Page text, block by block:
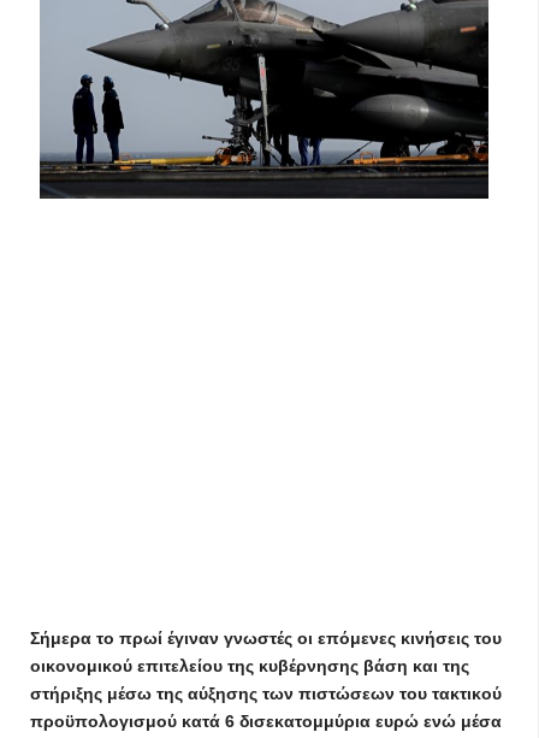
Σήμερα το πρωί έγιναν γνωστές οι επόμενες κινήσεις του
οικονομικού επιτελείου της κυβέρνησης βάση και της
στήριξης μέσω της αύξησης των πιστώσεων του τακτικού
προϋπολογισμού κατά 6 δισεκατομμύρια ευρώ ενώ μέσα